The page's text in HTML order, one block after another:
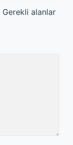
Gerekli alanlar